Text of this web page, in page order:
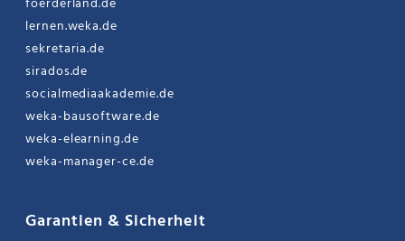
lernen.weka.de
sekretaria.de
sirados.de
socialmediaakademie.de
weka-bausoftware.de
weka-elearning.de
weka-manager-ce.de
Garantien & Sicherheit